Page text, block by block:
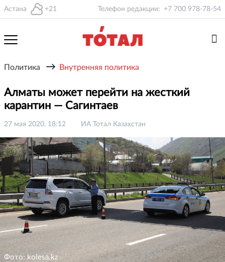
Астана +21 Телефон редакции: +7 700 978-78-54
Политика → Внутренняя политика
Алматы может перейти на жесткий
карантин — Сагинтаев
27 мая 2020, 18:12 ИА Тотал Казахстан
Фото: kolesa.kz